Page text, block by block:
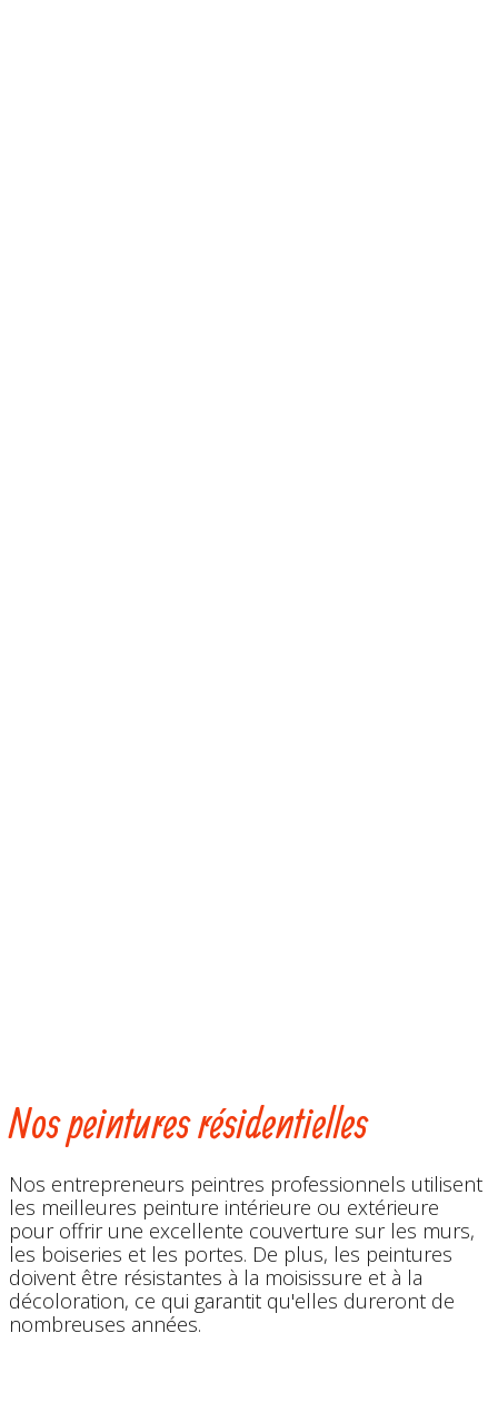
Nos peintures résidentielles
Nos entrepreneurs peintres professionnels utilisent
les ​meilleures peinture intérieure ou extérieure
pour offrir une excellente couverture sur les murs,
les boiseries et les portes. De plus, les peintures
doivent être résistantes à la moisissure et à la
décoloration, ce qui garantit qu'elles dureront de
nombreuses années.